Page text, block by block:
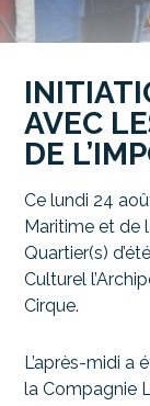
AVEC
DE
Ce lundi 24
Maritime et de
Quartier(s)
Culturel
Cirque.
L’après-midi a
la Compagnie